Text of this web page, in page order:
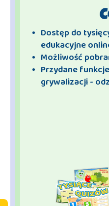
Dostęp do
edukacyjne
Możliwość
Przydane
grywalizacji -